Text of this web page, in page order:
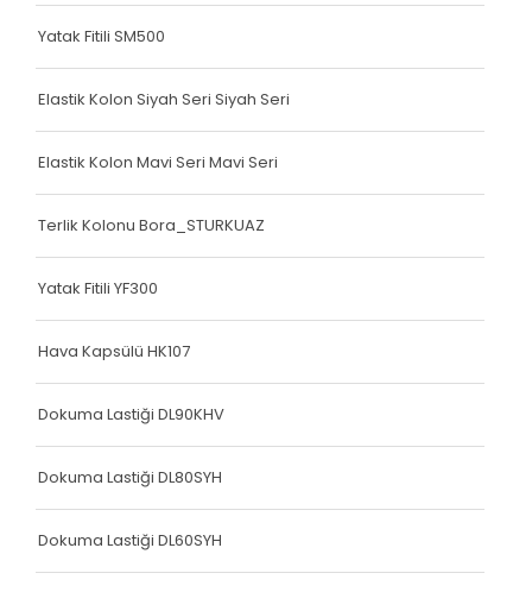
Terlik Kolonu
Terlik Kolonu
Terlik Kolonu
Terlik Kolonu
Spanzed Kolonu
Polis Yeleği
Yatak Fitili
Yatak Fitili
Yatak Fitili SM500
Elastik Kolon Siyah Seri Siyah Seri
Elastik Kolon Mavi Seri Mavi Seri
Terlik Kolonu Bora_STURKUAZ
Yatak Fitili YF300
Hava Kapsülü HK107
Dokuma Lastiği DL90KHV
Dokuma Lastiği DL80SYH
Dokuma Lastiği DL60SYH